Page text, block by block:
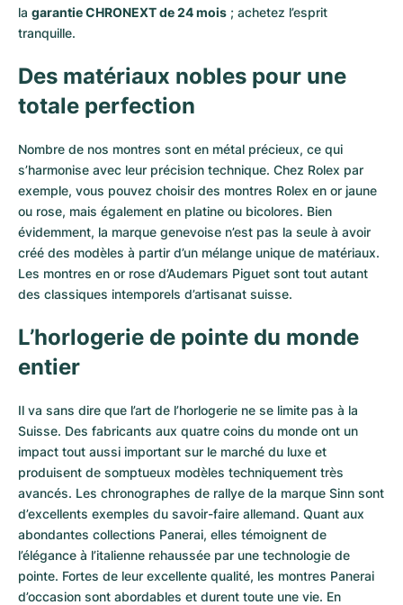
la garantie CHRONEXT de 24 mois ; achetez l’esprit
tranquille.
Des matériaux nobles pour une
totale perfection
Nombre de nos montres sont en métal précieux, ce qui
s’harmonise avec leur précision technique. Chez Rolex par
exemple, vous pouvez choisir des montres Rolex en or jaune
ou rose, mais également en platine ou bicolores. Bien
évidemment, la marque genevoise n’est pas la seule à avoir
créé des modèles à partir d’un mélange unique de matériaux.
Les montres en or rose d’Audemars Piguet sont tout autant
des classiques intemporels d’artisanat suisse.
L’horlogerie de pointe du monde
entier
Il va sans dire que l’art de l’horlogerie ne se limite pas à la
Suisse. Des fabricants aux quatre coins du monde ont un
impact tout aussi important sur le marché du luxe et
produisent de somptueux modèles techniquement très
avancés. Les chronographes de rallye de la marque Sinn sont
d’excellents exemples du savoir-faire allemand. Quant aux
abondantes collections Panerai, elles témoignent de
l’élégance à l’italienne rehaussée par une technologie de
pointe. Fortes de leur excellente qualité, les montres Panerai
d’occasion sont abordables et durent toute une vie. En